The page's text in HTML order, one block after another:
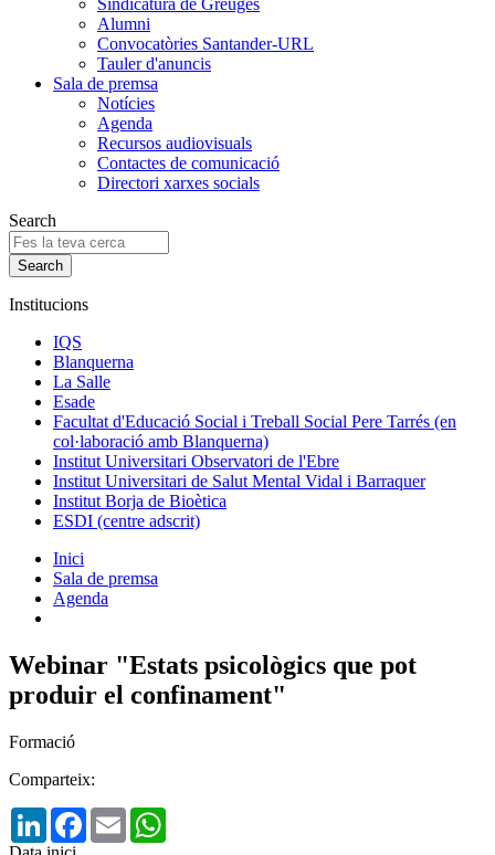
Alumni
Convocatòries Santander-URL
Tauler d'anuncis
Sala de premsa
Notícies
Agenda
Recursos audiovisuals
Contactes de comunicació
Directori xarxes socials
Search
Institucions
IQS
Blanquerna
La Salle
Esade
Facultat d'Educació Social i Treball Social Pere Tarrés (en
col·laboració amb Blanquerna)
Institut Universitari Observatori de l'Ebre
Institut Universitari de Salut Mental Vidal i Barraquer
Institut Borja de Bioètica
ESDI (centre adscrit)
Inici
Sala de premsa
Agenda
Webinar "Estats psicològics que pot
produir el confinament"
Formació
Comparteix:
LinkedInFacebook
Email